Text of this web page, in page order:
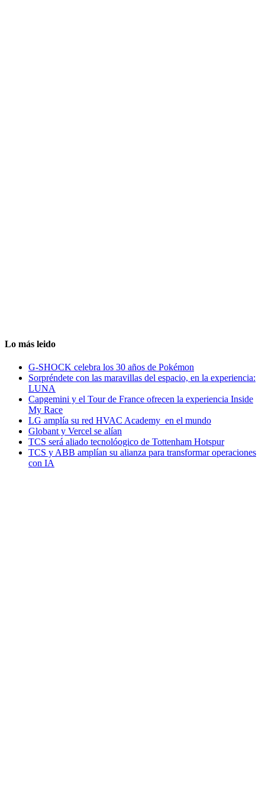
Lo más leido
G-SHOCK celebra los 30 años de Pokémon
Sorpréndete con las maravillas del espacio, en la experiencia:
LUNA
Capgemini y el Tour de France ofrecen la experiencia Inside
My Race
LG amplía su red HVAC Academy en el mundo
Globant y Vercel se alían
TCS será aliado tecnolóogico de Tottenham Hotspur
TCS y ABB amplían su alianza para transformar operaciones
con IA